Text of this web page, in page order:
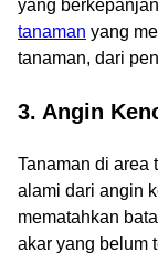
yang
tanaman yang
tanaman, dari
3. Angin
Tanaman di area
alami dari angin
mematahkan
akar yang belum